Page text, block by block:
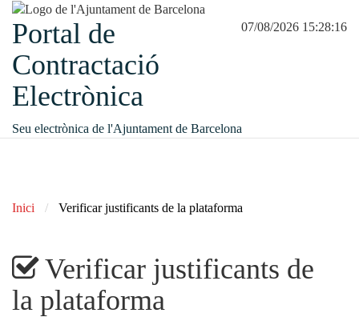
07/08/2026 15:28:16
Portal de
Contractació
Electrònica
Seu electrònica de l'Ajuntament de Barcelona
Inici Verificar justificants de la plataforma
Verificar justificants de
la plataforma